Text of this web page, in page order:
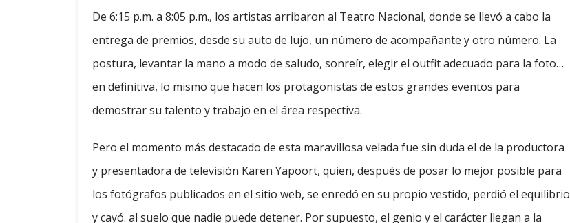
De 6:15 p.m. a 8:05 p.m., los artistas arribaron al Teatro Nacional, donde se llevó a cabo la
entrega de premios, desde su auto de lujo, un número de acompañante y otro número. La
postura, levantar la mano a modo de saludo, sonreír, elegir el outfit adecuado para la foto…
en definitiva, lo mismo que hacen los protagonistas de estos grandes eventos para
demostrar su talento y trabajo en el área respectiva.
Pero el momento más destacado de esta maravillosa velada fue sin duda el de la productora
y presentadora de televisión Karen Yapoort, quien, después de posar lo mejor posible para
los fotógrafos publicados en el sitio web, se enredó en su propio vestido, perdió el equilibrio
y cayó. al suelo que nadie puede detener. Por supuesto, el genio y el carácter llegan a la